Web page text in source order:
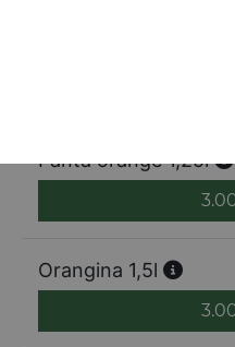
Fanta orange 1,25l
Orangina 1,5l